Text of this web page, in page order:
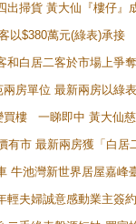
掃貨 黃大仙『樓仔
以$380萬元(綠表)承接
和白居二客於市場上
房單位 最新兩房以綠
樓 一睇即中 黃大仙
有市 最新兩房獲「白居
牛池灣新世界居屋嘉峰
夫婦誠意感動業主簽